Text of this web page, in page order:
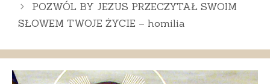
POZWÓL BY JEZUS PRZECZYTAŁ SWOIM
SŁOWEM TWOJE ŻYCIE – homilia